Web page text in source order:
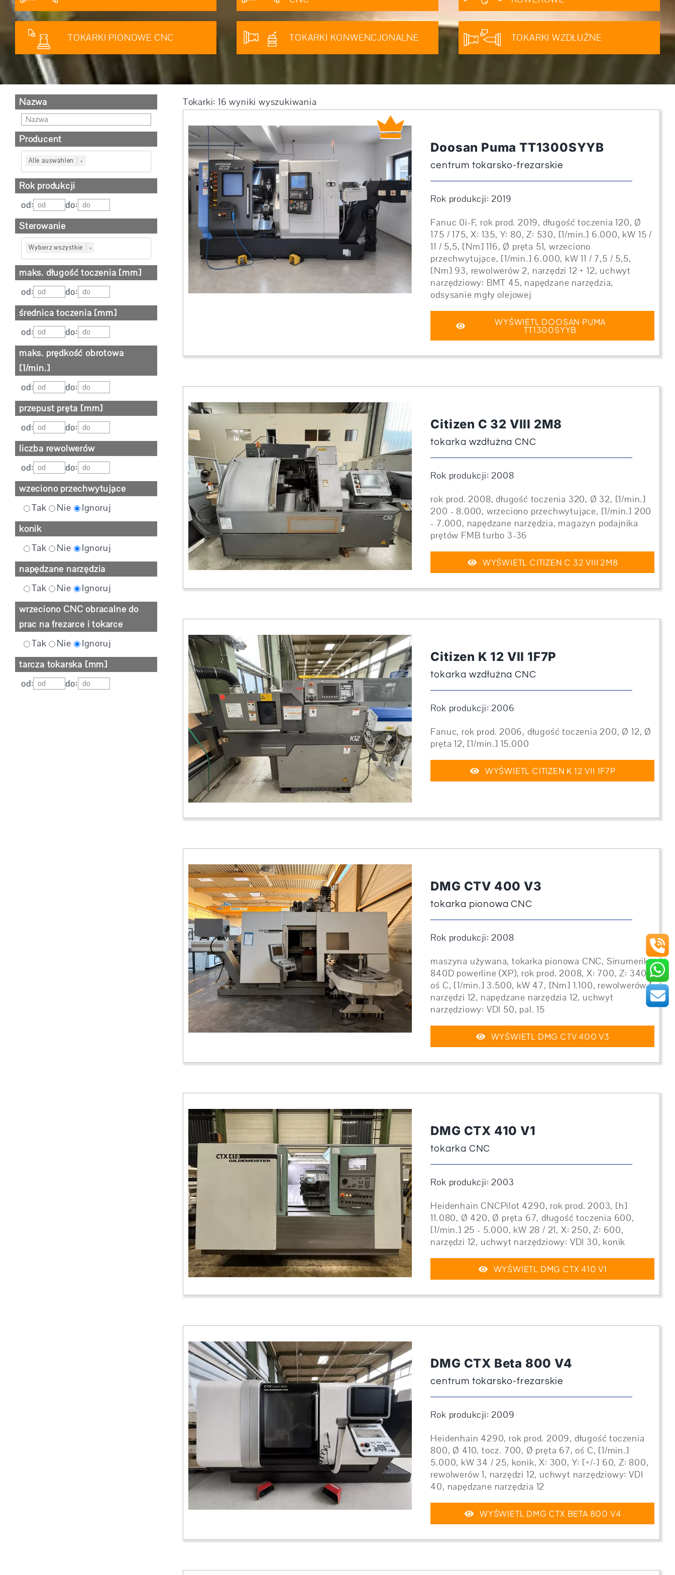
TOKARKI PIONOWE CNC TOKARKI KONWENCJONALNE TOKARKI WZDŁUŻNE
Nazwa
Producent
Alle auswählen ×
Rok produkcji
od:
do:
Sterowanie
Wybierz wszystkie ×
maks. długość toczenia [mm]
od:
do:
średnica toczenia [mm]
od:
do:
maks. prędkość obrotowa
[1/min.]
od:
do:
przepust pręta [mm]
od:
do:
liczba rewolwerów
od:
do:
wzeciono przechwytujące
Tak
Nie
Ignoruj
konik
Tak
Nie
Ignoruj
napędzane narzędzia
Tak
Nie
Ignoruj
wrzeciono CNC obracalne do
prac na frezarce i tokarce
Tak
Nie
Ignoruj
tarcza tokarska [mm]
od:
do:
Tokarki: 16 wyniki wyszukiwania
Doosan Puma TT1300SYYB
centrum tokarsko-frezarskie
Rok produkcji: 2019
Fanuc 0i-F, rok prod. 2019, długość toczenia 120, Ø
175 / 175, X: 135, Y: 80, Z: 530, [1/min.] 6.000, kW 15 /
11 / 5,5, [Nm] 116, Ø pręta 51, wrzeciono
przechwytujące, [1/min.] 6.000, kW 11 / 7,5 / 5,5,
[Nm] 93, rewolwerów 2, narzędzi 12 + 12, uchwyt
narzędziowy: BMT 45, napędzane narzędzia,
odsysanie mgły olejowej
WYŚWIETL DOOSAN PUMA
TT1300SYYB
Citizen C 32 VIII 2M8
tokarka wzdłużna CNC
Rok produkcji: 2008
rok prod. 2008, długość toczenia 320, Ø 32, [1/min.]
200 - 8.000, wrzeciono przechwytujące, [1/min.] 200
- 7.000, napędzane narzędzia, magazyn podajnika
prętów FMB turbo 3-36
WYŚWIETL CITIZEN C 32 VIII 2M8
Citizen K 12 VII 1F7P
tokarka wzdłużna CNC
Rok produkcji: 2006
Fanuc, rok prod. 2006, długość toczenia 200, Ø 12, Ø
pręta 12, [1/min.] 15.000
WYŚWIETL CITIZEN K 12 VII 1F7P
DMG CTV 400 V3
tokarka pionowa CNC
Rok produkcji: 2008
maszyna używana, tokarka pionowa CNC, Sinumerik
840D powerline (XP), rok prod. 2008, X: 700, Z: 340,
oś C, [1/min.] 3.500, kW 47, [Nm] 1.100, rewolwerów 1,
narzędzi 12, napędzane narzędzia 12, uchwyt
narzędziowy: VDI 50, pal. 15
WYŚWIETL DMG CTV 400 V3
DMG CTX 410 V1
tokarka CNC
Rok produkcji: 2003
Heidenhain CNCPilot 4290, rok prod. 2003, [h]
11.080, Ø 420, Ø pręta 67, długość toczenia 600,
[1/min.] 25 - 5.000, kW 28 / 21, X: 250, Z: 600,
narzędzi 12, uchwyt narzędziowy: VDI 30, konik
WYŚWIETL DMG CTX 410 V1
DMG CTX Beta 800 V4
centrum tokarsko-frezarskie
Rok produkcji: 2009
Heidenhain 4290, rok prod. 2009, długość toczenia
800, Ø 410, tocz. 700, Ø pręta 67, oś C, [1/min.]
5.000, kW 34 / 25, konik, X: 300, Y: [+/-] 60, Z: 800,
rewolwerów 1, narzędzi 12, uchwyt narzędziowy: VDI
40, napędzane narzędzia 12
WYŚWIETL DMG CTX BETA 800 V4